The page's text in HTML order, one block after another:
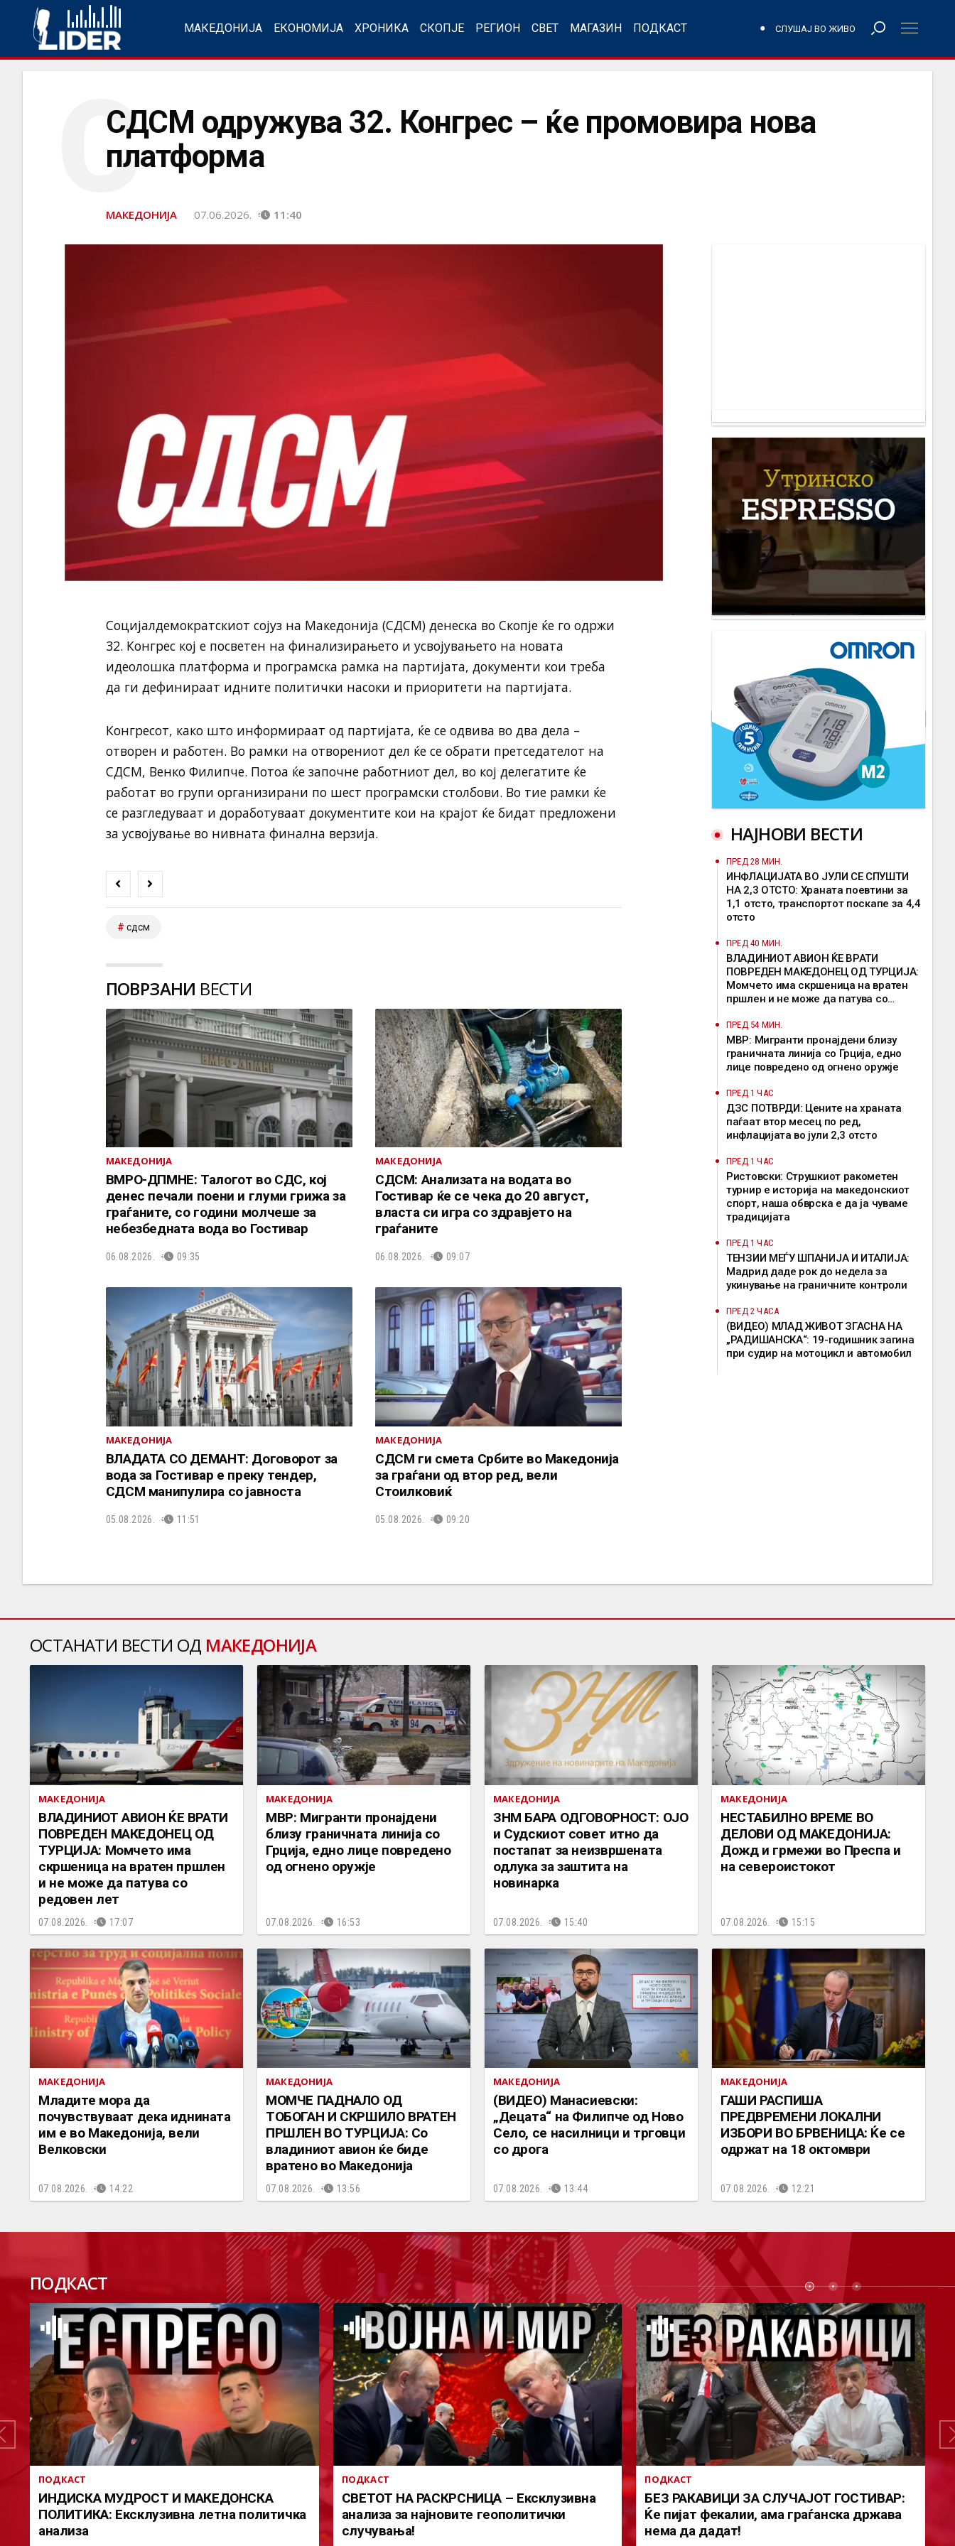
МАКЕДОНИЈА ЕКОНОМИЈА ХРОНИКА СКОПЈЕ РЕГИОН СВЕТ МАГАЗИН ПОДКАСТ СЛУШАЈ ВО ЖИВО
СДСМ одружува 32. Конгрес – ќе промовира нова
платформа
С
МАКЕДОНИЈА 07.06.2026. 11:40
Социјалдемократскиот сојуз на Македонија (СДСМ) денеска во Скопје ќе го одржи
32. Конгрес кој е посветен на финализирањето и усвојувањето на новата
идеолошка платформа и програмска рамка на партијата, документи кои треба
да ги дефинираат идните политички насоки и приоритети на партијата.
Конгресот, како што информираат од партијата, ќе се одвива во два дела –
отворен и работен. Во рамки на отворениот дел ќе се обрати претседателот на
СДСМ, Венко Филипче. Потоа ќе започне работниот дел, во кој делегатите ќе
работат во групи организирани по шест програмски столбови. Во тие рамки ќе
се разгледуваат и доработуваат документите кои на крајот ќе бидат предложени
за усвојување во нивната финална верзија.
сдсм
ПОВРЗАНИ ВЕСТИ
МАКЕДОНИЈА
ВМРО-ДПМНЕ: Талогот во СДС, кој
денес печали поени и глуми грижа за
граѓаните, со години молчеше за
небезбедната вода во Гостивар
06.08.2026. 09:35
МАКЕДОНИЈА
СДСМ: Анализата на водата во
Гостивар ќе се чека до 20 август,
власта си игра со здравјето на
граѓаните
06.08.2026. 09:07
МАКЕДОНИЈА
ВЛАДАТА СО ДЕМАНТ: Договорот за
вода за Гостивар е преку тендер,
СДСМ манипулира со јавноста
05.08.2026. 11:51
МАКЕДОНИЈА
СДСМ ги смета Србите во Македонија
за граѓани од втор ред, вели
Стоилковиќ
05.08.2026. 09:20
НАЈНОВИ ВЕСТИ
ПРЕД 28 МИН.
ИНФЛАЦИЈАТА ВО ЈУЛИ СЕ СПУШТИ
НА 2,3 ОТСТО: Храната поевтини за
1,1 отсто, транспортот поскапе за 4,4
отсто
ПРЕД 40 МИН.
ВЛАДИНИОТ АВИОН ЌЕ ВРАТИ
ПОВРЕДЕН МАКЕДОНЕЦ ОД ТУРЦИЈА:
Момчето има скршеница на вратен
пршлен и не може да патува со
ПРЕД 54 МИН.
МВР: Мигранти пронајдени близу
граничната линија со Грција, едно
лице повредено од огнено оружје
ПРЕД 1 ЧАС
ДЗС ПОТВРДИ: Цените на храната
паѓаат втор месец по ред,
инфлацијата во јули 2,3 отсто
ПРЕД 1 ЧАС
Ристовски: Струшкиот ракометен
турнир е историја на македонскиот
спорт, наша обврска е да ја чуваме
традицијата
ПРЕД 1 ЧАС
ТЕНЗИИ МЕЃУ ШПАНИЈА И ИТАЛИЈА:
Мадрид даде рок до недела за
укинување на граничните контроли
ПРЕД 2 ЧАСА
(ВИДЕО) МЛАД ЖИВОТ ЗГАСНА НА
„РАДИШАНСКА“: 19-годишник загина
при судир на мотоцикл и автомобил
ОСТАНАТИ ВЕСТИ ОД МАКЕДОНИЈА
МАКЕДОНИЈА
ВЛАДИНИОТ АВИОН ЌЕ ВРАТИ
ПОВРЕДЕН МАКЕДОНЕЦ ОД
ТУРЦИЈА: Момчето има
скршеница на вратен пршлен
и не може да патува со
редовен лет
07.08.2026. 17:07
МАКЕДОНИЈА
МВР: Мигранти пронајдени
близу граничната линија со
Грција, едно лице повредено
од огнено оружје
07.08.2026. 16:53
МАКЕДОНИЈА
ЗНМ БАРА ОДГОВОРНОСТ: ОЈО
и Судскиот совет итно да
постапат за неизвршената
одлука за заштита на
новинарка
07.08.2026. 15:40
МАКЕДОНИЈА
НЕСТАБИЛНО ВРЕМЕ ВО
ДЕЛОВИ ОД МАКЕДОНИЈА:
Дожд и грмежи во Преспа и
на североистокот
07.08.2026. 15:15
МАКЕДОНИЈА
Младите мора да
почувствуваат дека иднината
им е во Македонија, вели
Велковски
07.08.2026. 14:22
МАКЕДОНИЈА
МОМЧЕ ПАДНАЛО ОД
ТОБОГАН И СКРШИЛО ВРАТЕН
ПРШЛЕН ВО ТУРЦИЈА: Со
владиниот авион ќе биде
вратено во Македонија
07.08.2026. 13:56
МАКЕДОНИЈА
(ВИДЕО) Манасиевски:
„Децата“ на Филипче од Ново
Село, се насилници и трговци
со дрога
07.08.2026. 13:44
МАКЕДОНИЈА
ГАШИ РАСПИША
ПРЕДВРЕМЕНИ ЛОКАЛНИ
ИЗБОРИ ВО БРВЕНИЦА: Ќе се
одржат на 18 октомври
07.08.2026. 12:21
ПОДКАСТ ПОДКАСТ
ПОДКАСТ
ИНДИСКА МУДРОСТ И МАКЕДОНСКА
ПОЛИТИКА: Ексклузивна летна политичка
анализа
ПОДКАСТ
СВЕТОТ НА РАСКРСНИЦА – Ексклузивна
анализа за најновите геополитички
случувања!
ПОДКАСТ
БЕЗ РАКАВИЦИ ЗА СЛУЧАЈОТ ГОСТИВАР:
Ќе пијат фекалии, ама граѓанска држава
нема да дадат!